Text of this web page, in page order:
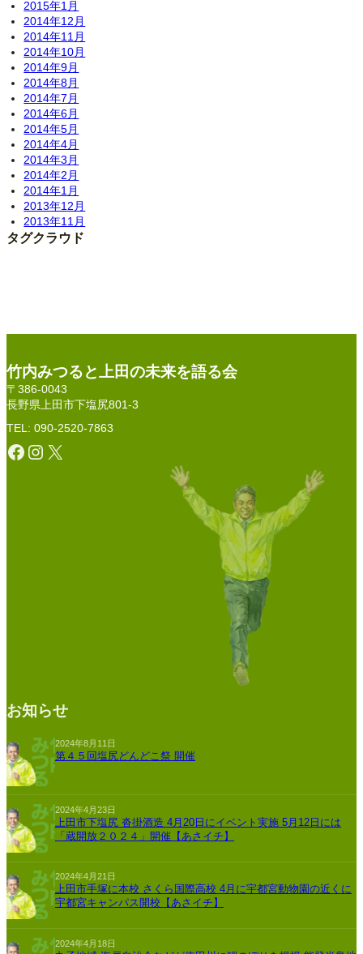
2015年1月
2014年12月
2014年11月
2014年10月
2014年9月
2014年8月
2014年7月
2014年6月
2014年5月
2014年4月
2014年3月
2014年2月
2014年1月
2013年12月
2013年11月
タグクラウド
竹内みつると上田の未来を語る会
〒386-0043
長野県上田市下塩尻801-3
TEL: 090-2520-7863
Facebook Instagram X
お知らせ
2024年8月11日
第４５回塩尻どんどこ祭 開催
2024年4月23日
上田市下塩尻 沓掛酒造 4月20日にイベント実施 5月12日には
「蔵開放２０２４」開催【あさイチ】
2024年4月21日
上田市手塚に本校 さくら国際高校 4月に宇都宮動物園の近くに
宇都宮キャンパス開校【あさイチ】
2024年4月18日